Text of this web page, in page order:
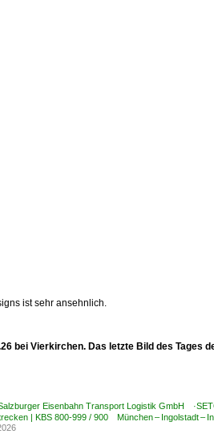
ist sehr ansehnlich.
bei Vierkirchen. Das letzte Bild des Tages
Eisenbahn Transport Logistik GmbH
| KBS 800-999 / 900 München – Ingolstadt –